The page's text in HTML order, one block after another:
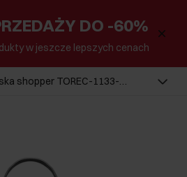
DO -60%
w jeszcze lepszych cenach
shopper TOREC-1133-